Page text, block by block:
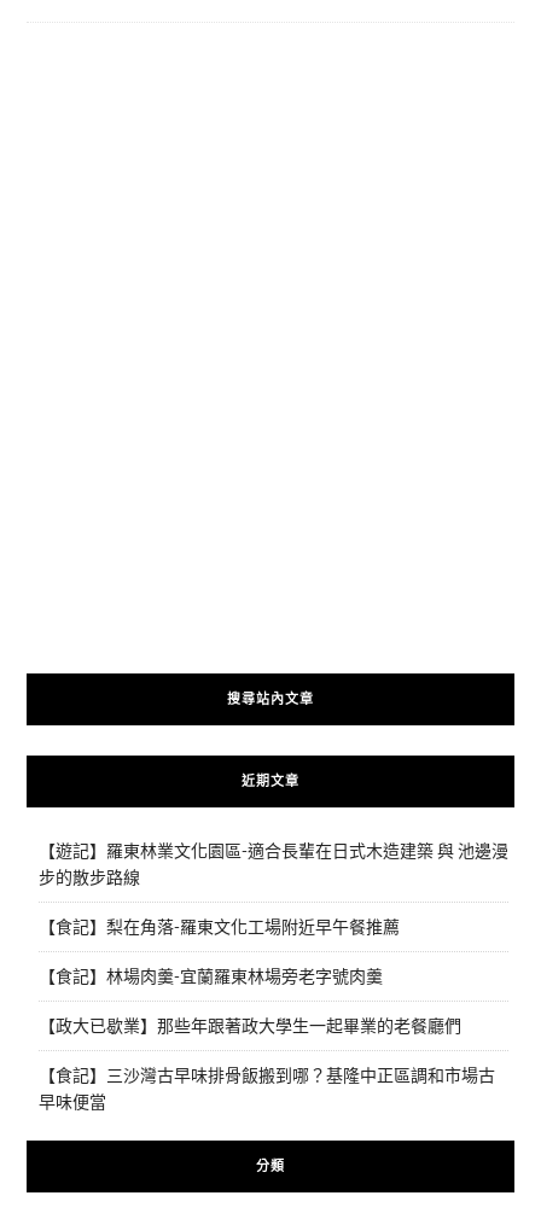
搜尋站內文章
近期文章
【遊記】羅東林業文化園區-適合長輩在日式木造建築 與 池邊漫
步的散步路線
【食記】梨在角落-羅東文化工場附近早午餐推薦
【食記】林場肉羹-宜蘭羅東林場旁老字號肉羹
【政大已歇業】那些年跟著政大學生一起畢業的老餐廳們
【食記】三沙灣古早味排骨飯搬到哪？基隆中正區調和市場古
早味便當
分類